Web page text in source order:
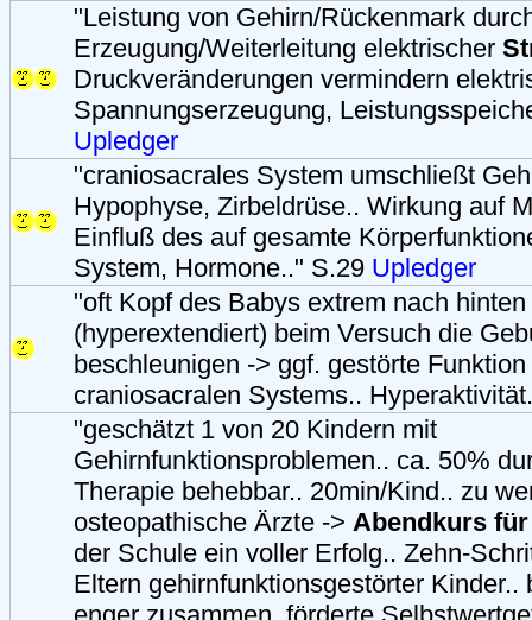
"Leistung von Gehirn/Rückenmark
Erzeugung/Weiterleitung elektrischer
Druckveränderungen vermindern
Spannungserzeugung,
Upledger
"craniosacrales System umschließt
Hypophyse, Zirbeldrüse.. Wirkung auf
Einfluß des auf gesamte
System, Hormone.." S.29 Upledger
"oft Kopf des Babys extrem nach
(hyperextendiert) beim Versuch die
beschleunigen -> ggf. gestörte
craniosacralen Systems..
"geschätzt 1 von 20 Kindern mit
Gehirnfunktionsproblemen.. ca. 50%
Therapie behebbar.. 20min/Kind.. zu
osteopathische Ärzte -> Abendkurs
der Schule ein voller Erfolg.. Zehn-
Eltern gehirnfunktionsgestörter Kinder..